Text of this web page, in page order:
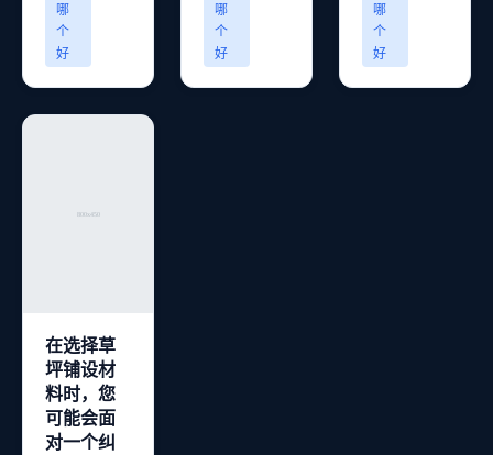
哪
个
好
哪
个
好
哪
个
好
在选择草
坪铺设材
料时，您
可能会面
对一个纠